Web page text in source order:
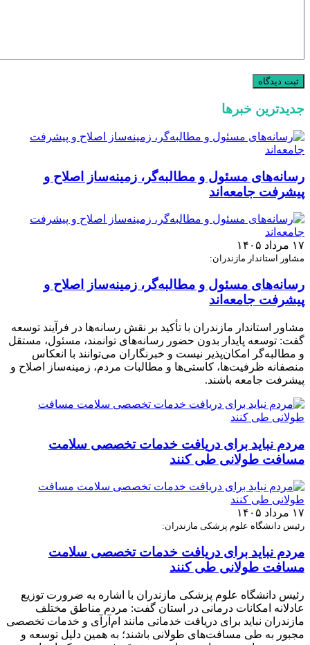
جدیدترین خبرها
رسانه‌های مسئول و مطالبه‌گر، زمینه‌ساز اصلاح و
پیشرفت جامعه‌اند
۱۷ مرداد ۱۴۰۵
مشاور استاندار مازندران:
رسانه‌های مسئول و مطالبه‌گر، زمینه‌ساز اصلاح و
پیشرفت جامعه‌اند
مشاور استاندار مازندران با تأکید بر نقش رسانه‌ها در فرآیند توسعه
گفت: توسعه پایدار بدون حضور رسانه‌های توانمند، مسئول، مستقل
و مطالبه‌گر امکان‌پذیر نیست و خبرنگاران می‌توانند با انعکاس
منصفانه ظرفیت‌ها، کاستی‌ها و مطالبات مردم، زمینه‌ساز اصلاح و
پیشرفت جامعه باشند.
مردم نباید برای دریافت خدمات تخصصی سلامت
مسافت طولانی طی کنند
۱۷ مرداد ۱۴۰۵
رئیس دانشگاه علوم پزشکی مازندران:
مردم نباید برای دریافت خدمات تخصصی سلامت
مسافت طولانی طی کنند
رئیس دانشگاه علوم پزشکی مازندران با اشاره به ضرورت توزیع
عادلانه امکانات درمانی در استان گفت: مردم مناطق مختلف
مازندران نباید برای دریافت خدماتی مانند ام‌آر‌آی و خدمات تخصصی
مجبور به طی مسافت‌های طولانی باشند؛ به همین دلیل توسعه و